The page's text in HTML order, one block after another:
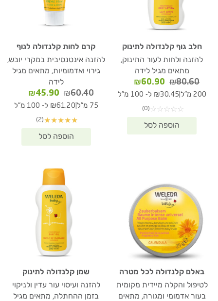
חלב גוף קלנדולה לתינוק
להזנה ולחות לעור התינוק,
מתאים מגיל לידה
₪80.60
המחיר
המקורי
₪80.60.
₪60.90
המחיר
הנוכחי
200 מ"ל ₪30.45 ל- 100 מ"ל
☆
☆
☆
☆
☆
(0)
קרם לחות קלנדולה לגוף
להזנה אינטנסיבית במקרי יובש,
גירוי ואדמומיות, מתאים מגיל
לידה
₪60.40
המחיר
המקורי
₪60.40.
₪45.90
הנוכחי
75 מ"ל ₪61.20 ל- 100 מ"ל
★
★
★
★
★
(2)
באלם קלנדולה לכל מטרה
לטיפול והקלה מיידית מקומית
בעור אדמומי ומגורה, מתאים
שמן קלנדולה לתינוק
להזנה ועיסוי עור עדין ולניקוי
בזמן ההחתלה, מתאים מגיל